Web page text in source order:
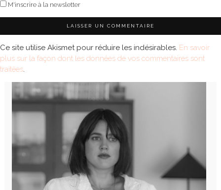
M'inscrire à la newsletter
Ce site utilise Akismet pour réduire les indésirables. En savoir
plus sur la façon dont les données de vos commentaires sont
traitées.